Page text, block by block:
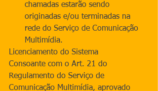
chamadas estarão sendo
originadas e/ou terminadas na
rede do Serviço de Comunicação
Multimídia.
Licenciamento do Sistema
Consoante com o Art. 21 do
Regulamento do Serviço de
Comunicação Multimídia, aprovado